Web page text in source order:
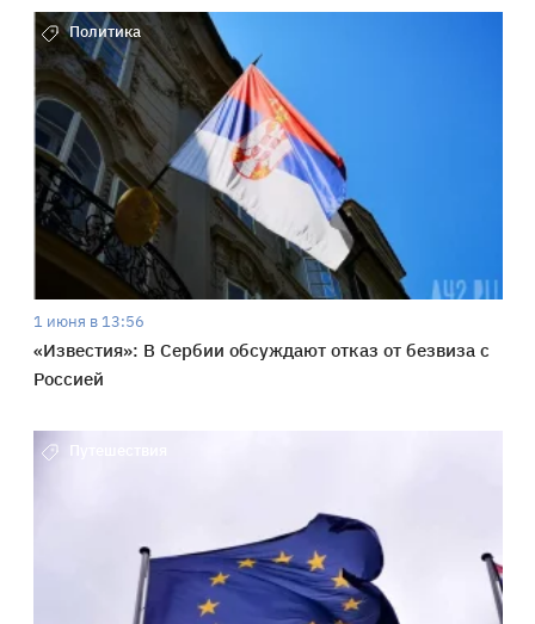
Политика
1 июня в 13:56
«Известия»: В Сербии обсуждают отказ от безвиза с
Россией
Путешествия